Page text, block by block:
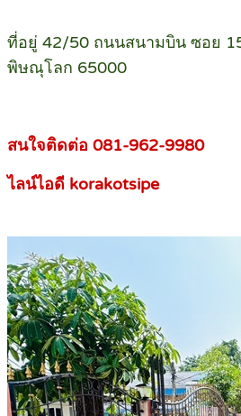
ที่อยู่ 42/50 ถนนสนามบิน ซอย
พิษณุโลก 65000
สนใจติดต่อ 081-962-9980
ไลน์ไอดี korakotsipe